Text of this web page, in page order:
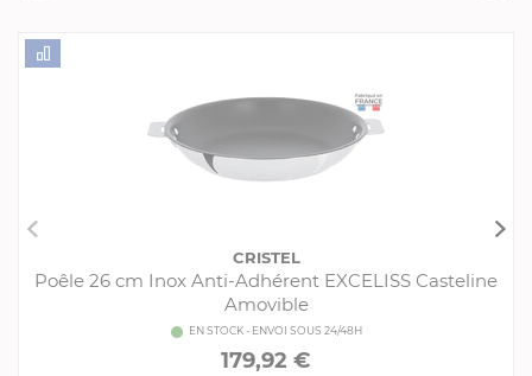
Collection "Revêtement anti-adhérent"
Consommables complémentaires
CRISTEL
Poêle 26 cm Inox Anti-Adhérent EXCELISS Casteline
Amovible
EN STOCK - ENVOI SOUS 24/48H
179,92 €